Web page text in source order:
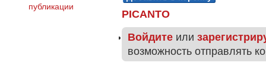
публикации
PICANTO
Войдите или
возможность отправлять